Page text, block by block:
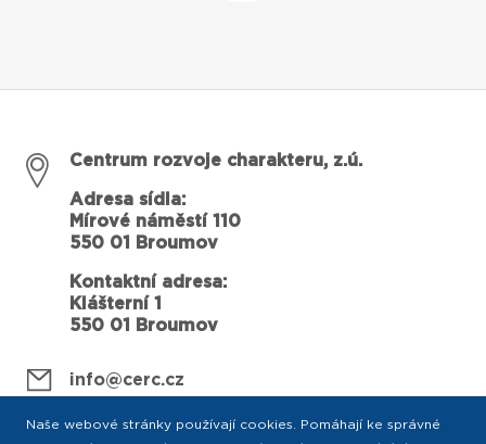
Centrum rozvoje charakteru, z.ú.
Adresa sídla:
Mírové náměstí 110
550 01 Broumov
Kontaktní adresa:
Klášterní 1
550 01 Broumov
info@cerc.cz
Naše webové stránky používají cookies. Pomáhají ke správné